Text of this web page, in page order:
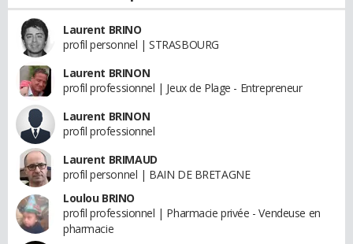
Laurent BRINO
profil personnel | STRASBOURG
Laurent BRINON
profil professionnel | Jeux de Plage - Entrepreneur
Laurent BRINON
profil professionnel
Laurent BRIMAUD
profil personnel | BAIN DE BRETAGNE
Loulou BRINO
profil professionnel | Pharmacie privée - Vendeuse en
pharmacie